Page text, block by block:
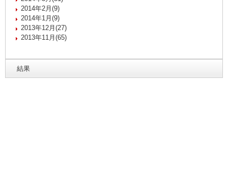
2014年2月(9)
2014年1月(9)
2013年12月(27)
2013年11月(65)
結果